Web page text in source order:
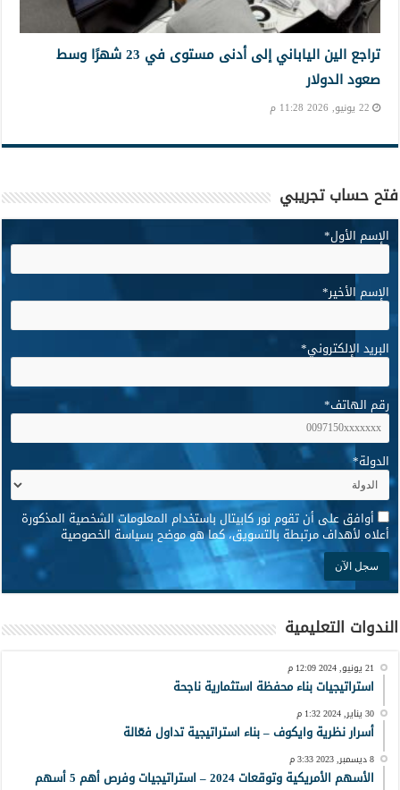
تراجع الين الياباني إلى أدنى مستوى في 23 شهرًا وسط
صعود الدولار
22 يونيو, 2026 11:28 م
فتح حساب تجريبي
الإسم الأول*
الإسم الأخير*
البريد الإلكتروني*
رقم الهاتف*
الدولة*
* أوافق على أن تقوم نور كابيتال باستخدام المعلومات الشخصية المذكورة
أعلاه لأهداف مرتبطة بالتسويق، كما هو موضح بسياسة الخصوصية
الندوات التعليمية
21 يونيو, 2024 12:09 م
استراتيجيات بناء محفظة استثمارية ناجحة
30 يناير, 2024 1:32 م
أسرار نظرية وايكوف – بناء استراتيجية تداول فعّالة
8 ديسمبر, 2023 3:33 م
الأسهم الأمريكية وتوقعات 2024 – استراتيجيات وفرص أهم 5 أسهم